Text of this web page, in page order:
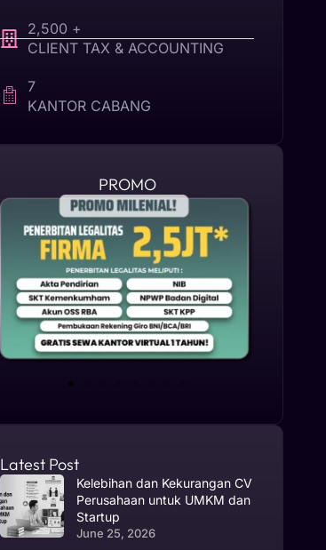
2,500 +
CLIENT TAX & ACCOUNTING
7
KANTOR CABANG
PROMO
Latest Post
Kelebihan dan Kekurangan CV
Perusahaan untuk UMKM dan
Startup
June 25, 2026